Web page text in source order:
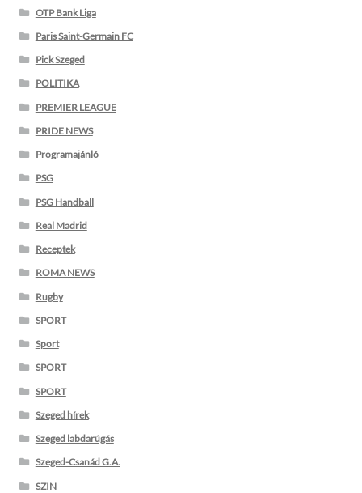
OTP Bank Liga
Paris Saint-Germain FC
Pick Szeged
POLITIKA
PREMIER LEAGUE
PRIDE NEWS
Programajánló
PSG
PSG Handball
Real Madrid
Receptek
ROMA NEWS
Rugby
SPORT
Sport
SPORT
SPORT
Szeged hírek
Szeged labdarúgás
Szeged-Csanád G.A.
SZIN